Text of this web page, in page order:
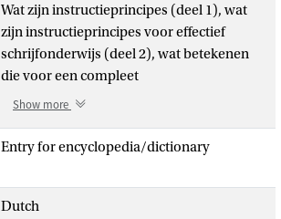
Wat zijn instructieprincipes (deel 1), wat
zijn instructieprincipes voor effectief
schrijfonderwijs (deel 2), wat betekenen
die voor een compleet
schrijfonderwijsprogramma (deel 3) en
differentiatie (deel 4).
In deel 1 definiëren we wat
instructieprincipes zijn, en hoe
Show more
Entry for encyclopedia/dictionary
Dutch